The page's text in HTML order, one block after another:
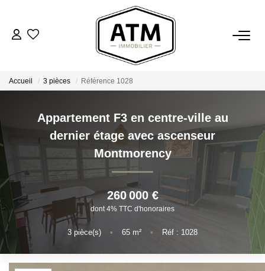
ACHETER
ESTIMER
L'AGENCE
Notre Agence
Nos Engagements
Nos Avis Clients
Accueil 3 pièces Référence 1028
Appartement F3 en centre-ville au
dernier étage avec ascenseur
Montmorency
260 000 €
dont 4% TTC d'honoraires
3 pièce(s) • 65 m² • Réf : 1028